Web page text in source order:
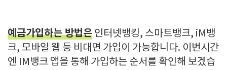
예금가입하는 방법은 인터넷뱅킹, 스마트뱅크, iM뱅
크, 모바일 웹 등 비대면 가입이 가능합니다. 이번시간
엔 IM뱅크 앱을 통해 가입하는 순서를 확인해 보겠습